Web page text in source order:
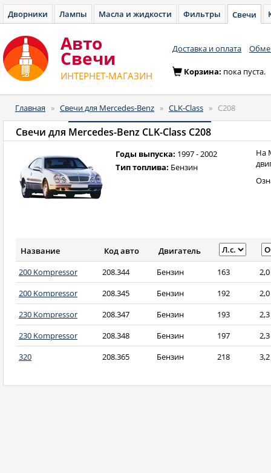
Дворники Лампы Масла и жидкости Фильтры Свечи
Авто
Cвечи
ИНТЕРНЕТ-МАГАЗИН
Доставка и оплата
Корзина: пока пуста.
Главная » Свечи для Mercedes-Benz » CLK-Class » C208
Свечи для Mercedes-Benz CLK-Class C208
Годы выпуска: 1997 - 2002
Тип топлива: Бензин
На
Название Код авто
Двигатель
200 Kompressor
208.344 Бензин 163
2,0
200 Kompressor
208.345 Бензин 192
2,0
230 Kompressor
208.347 Бензин 193
2,3
230 Kompressor
208.348 Бензин 197
2,3
320
208.365 Бензин 218 3,2